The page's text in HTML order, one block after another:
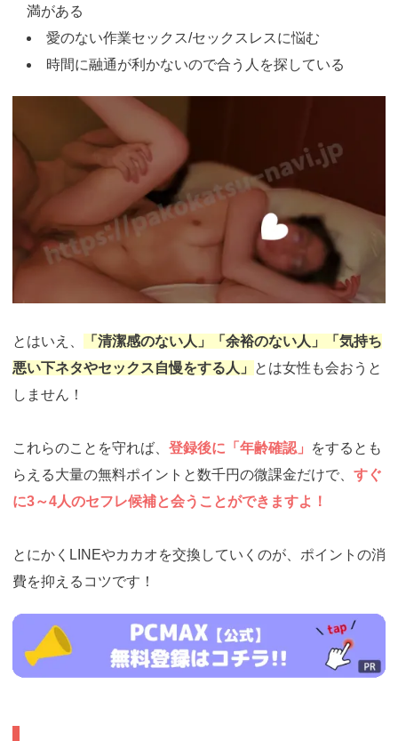
満がある
愛のない作業セックス/セックスレスに悩む
時間に融通が利かないので合う人を探している
https://pcmax.jp/lp/?
ad_id=rm327007
とはいえ、
「清潔感のない人」「余裕のない人」「気持ち
悪い下ネタやセックス自慢をする人」
とは女性も会おうと
しません！
これらのことを守れば、 登録後に「年齢確認」
をするとも
らえる大量の無料ポイントと数千円の微課金だけで、 すぐ
に3～4人のセフレ候補と会うことができますよ！
とにかくLINEやカカオを交換していくのが、ポイントの消
費を抑えるコツです！
https://pcmax.jp/lp/?
ad_id=rm327007